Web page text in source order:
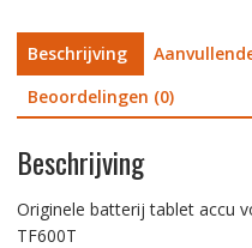
Beschrijving
Beoordelingen (0)
Beschrijving
Originele batterij tablet accu
TF600T